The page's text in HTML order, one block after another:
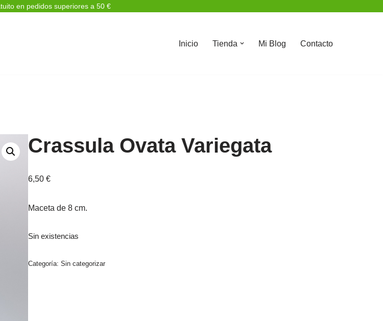
en pedidos superiores a 50 €
Inicio Tienda Mi Blog Contacto
Crassula Ovata Variegata
6,50 €
Maceta de 8 cm.
Sin existencias
Categoría: Sin categorizar